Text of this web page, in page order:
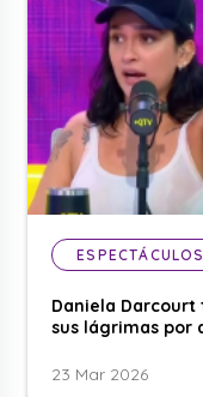
ESPECTÁCULOS
Daniela
sus lágrimas por
23 Mar 2026